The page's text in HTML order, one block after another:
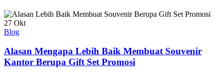
27 Okt
Blog
Alasan Mengapa Lebih Baik Membuat Souvenir
Kantor Berupa Gift Set Promosi